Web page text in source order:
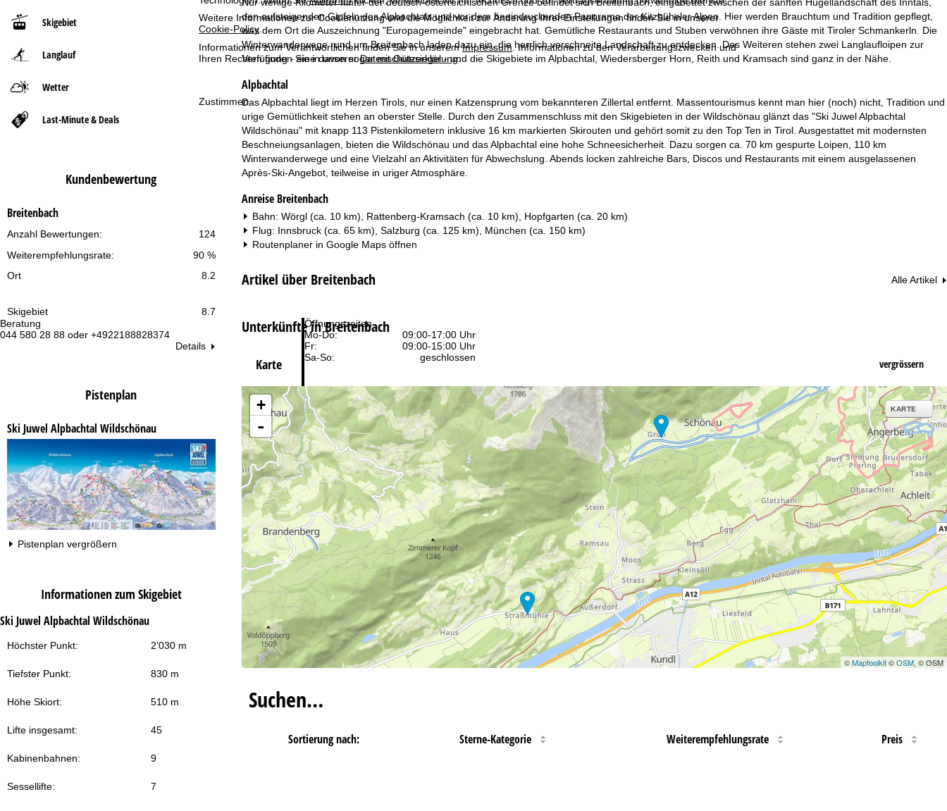
Weitere Informationen zur Cookienutzung und die Möglichkeit zur Änderung Ihrer Einstellungen finden Sie in unserer
Cookie-Policy
Informationen zum Verantwortlichen finden Sie in unseremImpressum . Informationen zu den Verarbeitungszwecken und
Ihren Rechten finden Sie in unsererDatenschutzerklärung.
Zustimmen
Beratung
044 580 28 88 oder +4922188828374
Öffnungszeiten
Mo-Do:
09:00-17:00 Uhr
Fr:
09:00-15:00 Uhr
Sa-So:
geschlossen
Zur Kontaktseite
Beratung
Skigebiet
Langlauf
Wetter
Last-Minute & Deals
Kundenbewertung
Breitenbach
124
Anzahl Bewertungen:
90 %
Weiterempfehlungsrate:
Ort
8.2
Skigebiet 8.7
Details
Pistenplan
Ski Juwel Alpbachtal Wildschönau
Pistenplan vergrößern
Informationen zum Skigebiet
Ski Juwel Alpbachtal Wildschönau
Höchster Punkt: 2’030 m
Tiefster Punkt: 830 m
Höhe Skiort: 510 m
Lifte insgesamt: 45
Kabinenbahnen: 9
Sessellifte: 7
t
s
e
i
t
e
den aufsteigenden Gipfeln des Alpbachtals und vor dem beeindruckenden Panorama der Kitzbüheler Alpen. Hier werden Brauchtum und Tradition gepflegt,
was dem Ort die Auszeichnung "Europagemeinde" eingebracht hat. Gemütliche Restaurants und Stuben verwöhnen ihre Gäste mit Tiroler Schmankerln. Die
Winterwanderwege rund um Breitenbach laden dazu ein, die herrlich verschneite Landschaft zu entdecken. Des Weiteren stehen zwei Langlaufloipen zur
Verfügung - eine davon sogar mit Gütesiegel - und die Skigebiete im Alpbachtal, Wiedersberger Horn, Reith und Kramsach sind ganz in der Nähe.
Alpbachtal
Das Alpbachtal liegt im Herzen Tirols, nur einen Katzensprung vom bekannteren Zillertal entfernt. Massentourismus kennt man hier (noch) nicht, Tradition und
urige Gemütlichkeit stehen an oberster Stelle. Durch den Zusammenschluss mit den Skigebieten in der Wildschönau glänzt das "Ski Juwel Alpbachtal
Wildschönau" mit knapp 113 Pistenkilometern inklusive 16 km markierten Skirouten und gehört somit zu den Top Ten in Tirol. Ausgestattet mit modernsten
Beschneiungsanlagen, bieten die Wildschönau und das Alpbachtal eine hohe Schneesicherheit. Dazu sorgen ca. 70 km gespurte Loipen, 110 km
Winterwanderwege und eine Vielzahl an Aktivitäten für Abwechslung. Abends locken zahlreiche Bars, Discos und Restaurants mit einem ausgelassenen
Après-Ski-Angebot, teilweise in uriger Atmosphäre.
Anreise Breitenbach
Bahn: Wörgl (ca. 10 km), Rattenberg-Kramsach (ca. 10 km), Hopfgarten (ca. 20 km)
Flug: Innsbruck (ca. 65 km), Salzburg (ca. 125 km), München (ca. 150 km)
Routenplaner in Google Mapsöffnen
Artikel über Breitenbach Alle Artikel
Unterkünfte in Breitenbach
Karte vergrössern
+
-
KARTE
©Maptoolkit©OSM, © OSM
Suchen…
Sortierung nach: Sterne-Kategorie Weiterempfehlungsrate Preis